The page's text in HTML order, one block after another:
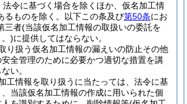
法令に基づく場合を除くほか、仮名加工情
るものを除く。以下この条及び第50条にお
三者(当該仮名加工情報の取扱いの委託を
)に提供してはならない。
り扱う仮名加工情報の漏えいの防止その他
全管理のために必要かつ適切な措置を講
い。
工情報を取り扱うに当たっては、法令に基
当該仮名加工情報の作成に用いられた個